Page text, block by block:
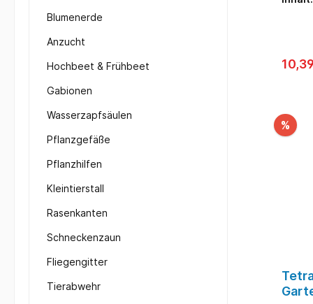
Blumenerde
Anzucht
Hochbeet & Frühbeet
Gabionen
Wasserzapfsäulen
Pflanzgefäße
Pflanzhilfen
Kleintierstall
Rasenkanten
Schneckenzaun
Fliegengitter
Tierabwehr
Wasser Darreichungsform Sticks
%